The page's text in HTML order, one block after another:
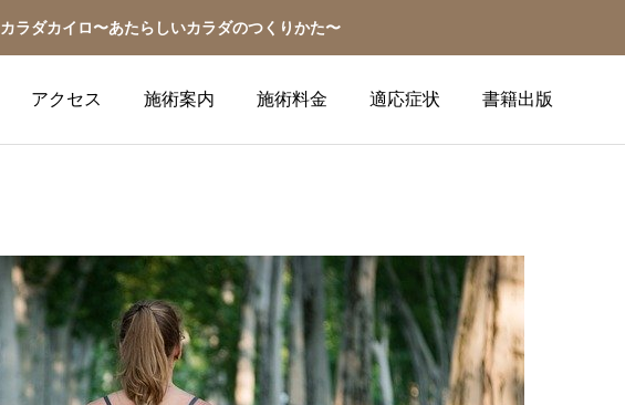
カラダカイロ〜あたらしいカラダのつくりかた〜
アクセス 施術案内 施術料金 適応症状 書籍出版